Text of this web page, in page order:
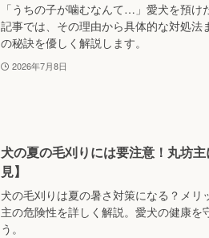
「うちの子が噛むなんて…」愛犬を預
記事では、その理由から具体的な対処
の秘訣を優しく解説します。
2026年7月8日
犬の夏の毛刈りには要注意！丸坊
見】
犬の毛刈りは夏の暑さ対策になる？メ
主の危険性を詳しく解説。愛犬の健康を
う。